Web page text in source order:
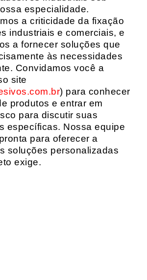
especialidade.
a criticidade da fixação
industriais e comerciais, e
a fornecer soluções que
às necessidades
Convidamos você a
site
) para conhecer
produtos e entrar em
para discutir suas
específicas. Nossa equipe
para oferecer a
soluções personalizadas
exige.